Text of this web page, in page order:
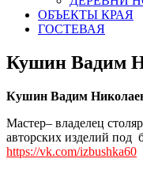
ОБЪЕКТЫ КРАЯ
ГОСТЕВАЯ
Кушин Вадим
Кушин Вадим
Мастер– владелец
авторских изделий
https://vk.com/izbushka60